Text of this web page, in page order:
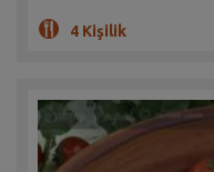
4 Kişilik